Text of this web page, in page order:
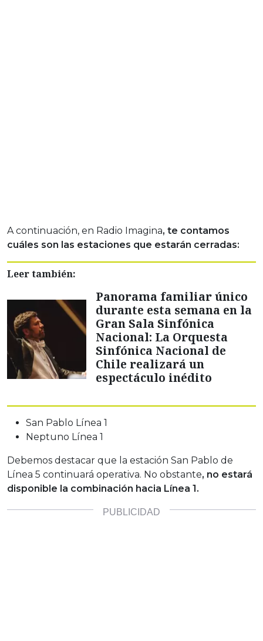
A continuación, en Radio Imagina, te contamos
cuáles son las estaciones que estarán cerradas:
Leer también:
Panorama familiar único
durante esta semana en la
Gran Sala Sinfónica
Nacional: La Orquesta
Sinfónica Nacional de
Chile realizará un
espectáculo inédito
San Pablo Línea 1
Neptuno Línea 1
Debemos destacar que la estación San Pablo de
Línea 5 continuará operativa. No obstante, no estará
disponible la combinación hacia Línea 1.